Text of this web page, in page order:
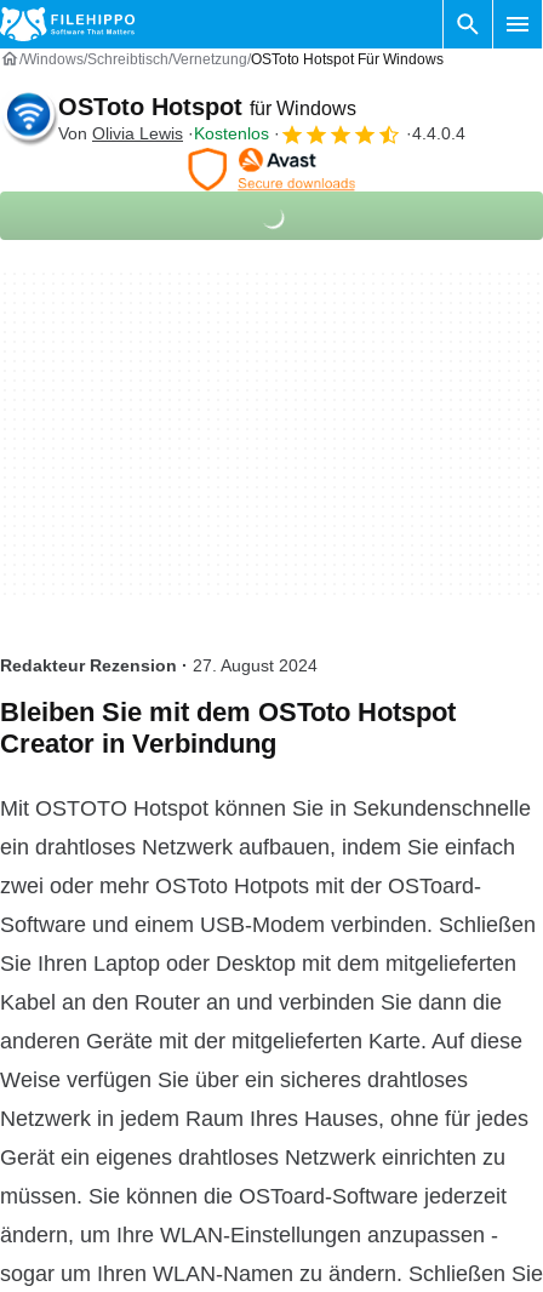
Windows Schreibtisch Vernetzung OSToto Hotspot Für Windows
OSToto Hotspot für Windows
Von Olivia Lewis Kostenlos 4.4.0.4
Redakteur Rezension · 27. August 2024
Bleiben Sie mit dem OSToto Hotspot
Creator in Verbindung
Mit OSTOTO Hotspot können Sie in Sekundenschnelle
ein drahtloses Netzwerk aufbauen, indem Sie einfach
zwei oder mehr OSToto Hotpots mit der OSToard-
Software und einem USB-Modem verbinden. Schließen
Sie Ihren Laptop oder Desktop mit dem mitgelieferten
Kabel an den Router an und verbinden Sie dann die
anderen Geräte mit der mitgelieferten Karte. Auf diese
Weise verfügen Sie über ein sicheres drahtloses
Netzwerk in jedem Raum Ihres Hauses, ohne für jedes
Gerät ein eigenes drahtloses Netzwerk einrichten zu
müssen. Sie können die OSToard-Software jederzeit
ändern, um Ihre WLAN-Einstellungen anzupassen -
sogar um Ihren WLAN-Namen zu ändern. Schließen Sie